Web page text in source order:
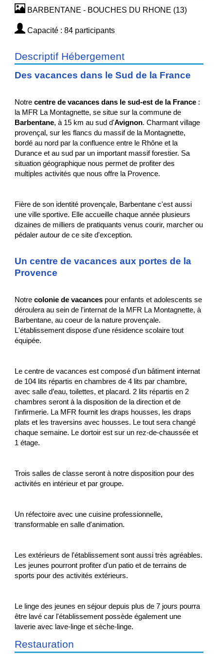
BARBENTANE - BOUCHES DU RHONE (13)
Capacité : 84 participants
Descriptif Hébergement
Des vacances dans le Sud de la France
Notre centre de vacances dans le sud-est de la France :
la MFR La Montagnette, se situe sur la commune de
Barbentane, à 15 km au sud d'Avignon. Charmant village
provençal, sur les flancs du massif de la Montagnette,
bordé au nord par la confluence entre le Rhône et la
Durance et au sud par un important massif forestier. Sa
situation géographique nous permet de profiter des
multiples activités que nous offre la Provence.
Fière de son identité provençale, Barbentane c'est aussi
une ville sportive. Elle accueille chaque année plusieurs
dizaines de milliers de pratiquants venus courir, marcher ou
pédaler autour de ce site d'exception.
Un centre de vacances aux portes de la
Provence
Notre colonie de vacances pour enfants et adolescents se
déroulera au sein de l'internat de la MFR La Montagnette, à
Barbentane, au coeur de la nature provençale.
L'établissement dispose d'une résidence scolaire tout
équipée.
Le centre de vacances est composé d'un bâtiment internat
de 104 lits répartis en chambres de 4 lits par chambre,
avec salle d’eau, toilettes, et placard. 2 lits répartis en 2
chambres seront à la disposition de la direction et de
l'infirmerie. La MFR fournit les draps housses, les draps
plats et les traversins avec housses. Le tout sera changé
chaque semaine. Le dortoir est sur un rez-de-chaussée et
1 étage.
Trois salles de classe seront à notre disposition pour des
activités en intérieur et par groupe.
Un réfectoire avec une cuisine professionnelle,
transformable en salle d'animation.
Les extérieurs de l'établissement sont aussi très agréables.
Les jeunes pourront profiter d'un patio et de terrains de
sports pour des activités extérieurs.
Le linge des jeunes en séjour depuis plus de 7 jours pourra
être lavé car l'établissement possède également une
laverie avec lave-linge et sèche-linge.
Restauration